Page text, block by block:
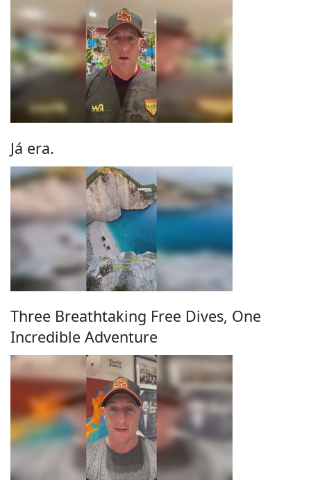
Já era.
Three Breathtaking Free Dives, One
Incredible Adventure